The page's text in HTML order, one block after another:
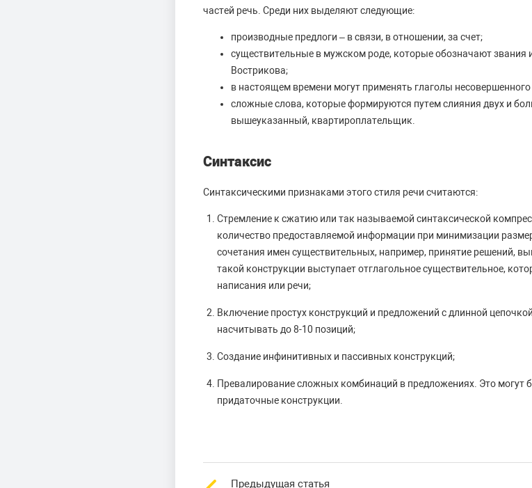
частей речь. Среди них выделяют следующие:
производные предлоги – в связи, в отношении, за счет;
существительные в мужском роде, которые обозначают звания
Вострикова;
в настоящем времени могут применять глаголы
сложные слова, которые формируются путем слияния двух и
вышеуказанный, квартироплательщик.
Синтаксис
Синтаксическими признаками этого стиля речи считаются:
Стремление к сжатию или так называемой синтаксической
количество предоставляемой информации при минимизации
сочетания имен существительных, например, принятие решений,
такой конструкции выступает отглагольное существительное,
написания или речи;
Включение простух конструкций и предложений с длинной
насчитывать до 8-10 позиций;
Создание инфинитивных и пассивных конструкций;
Превалирование сложных комбинаций в предложениях. Это могут
придаточные конструкции.
Предыдущая статья